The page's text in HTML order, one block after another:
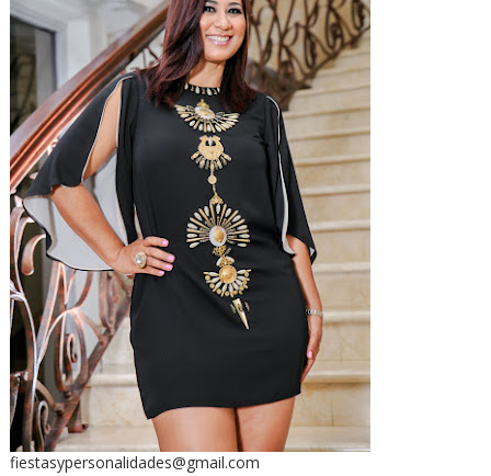
fiestasypersonalidades@gmail.com